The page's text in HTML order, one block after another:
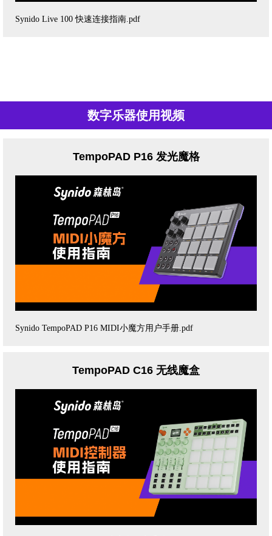
Synido Live 100 快速连接指南.pdf
数字乐器使用视频
TempoPAD P16 发光魔格
Synido TempoPAD P16 MIDI小魔方用户手册.pdf
TempoPAD C16 无线魔盒